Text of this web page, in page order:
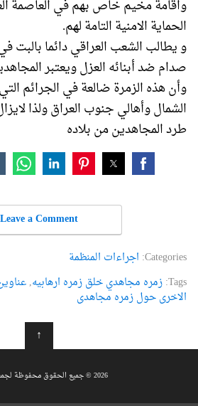
واقامة مخيم خاص بهم في العاصمة
الحماية الامنية التامة لهم.
و يطالب الشعب العراقي دائما بالبت
صدام ضد أبنائه العزل ويعتبر
وأن هذه الزمرة ضالعة في الجرائم
الشمال وأهالي جنوب العراق ولذا
طرد المجاهدين من بلاده
Leave a Comment
Categories: اجراءات المنظمة
Tags: زمره مجاهدي خلق زمره ارهابیه,
الاخری حول زمره مجاهدی
↑
2026 © جميع الحقوق محفوظة لجمعية النجاة